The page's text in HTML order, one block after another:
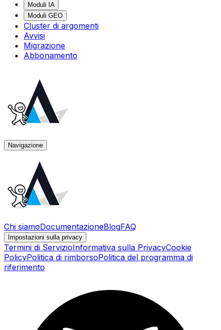
Moduli IA
Moduli GEO
Cluster di argomenti
Avvisi
Migrazione
Abbonamento
Navigazione
Chi siamoDocumentazioneBlogFAQ
Impostazioni sulla privacy
Termini di ServizioInformativa sulla PrivacyCookie
PolicyPolitica di rimborsoPolitica del programma di
riferimento